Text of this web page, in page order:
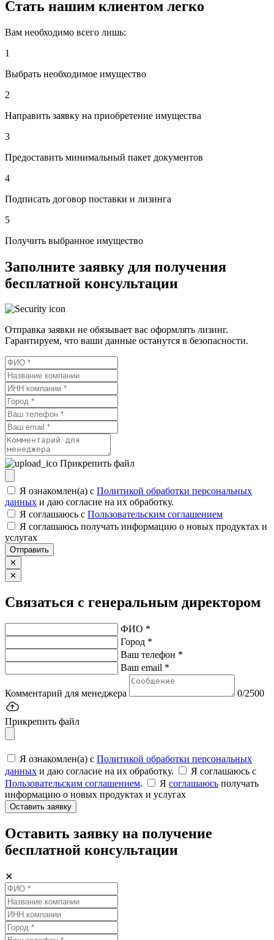
Стать нашим клиентом легко
Вам необходимо всего лишь:
1
Выбрать необходимое имущество
2
Направить заявку на приобретение имущества
3
Предоставить минимальный пакет документов
4
Подписать договор поставки и лизинга
5
Получить выбранное имущество
Заполните заявку для получения
бесплатной консультации
Отправка заявки не обязывает вас оформлять лизинг.
Гарантируем, что ваши данные останутся в безопасности.
Прикрепить файл
Я ознакомлен(а) с Политикой обработки персональных
данных и даю согласие на их обработку.
Я соглашаюсь c Пользовательским соглашением
Я соглашаюсь получать информацию о новых продуктах и
услугах
Отправить
✕
✕
Связаться с генеральным директором
ФИО *
Город *
Ваш телефон *
Ваш email *
Комментарий для менеджера 0/2500
Прикрепить файл
Я ознакомлен(а) с Политикой обработки персональных
данных и даю согласие на их обработку.
Я соглашаюсь c
Пользовательским соглашением. Я соглашаюсь получать
информацию о новых продуктах и услугах
Оставить заявку
Оставить заявку на получение
бесплатной консультации
✕